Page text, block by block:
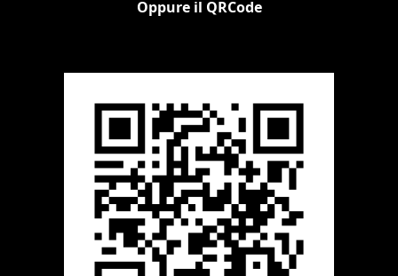
Oppure il QRCode